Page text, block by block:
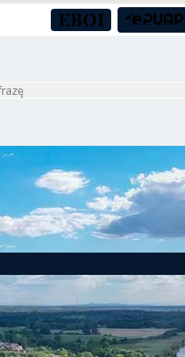
Budowa boiska sportowego przy świetlicy